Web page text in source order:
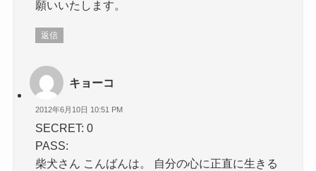
願いいたします。
返信
キョーコ
2012年6月10日 10:51 PM
SECRET: 0
PASS:
柴犬さん こんばんは。 自分の心に正直に生きる